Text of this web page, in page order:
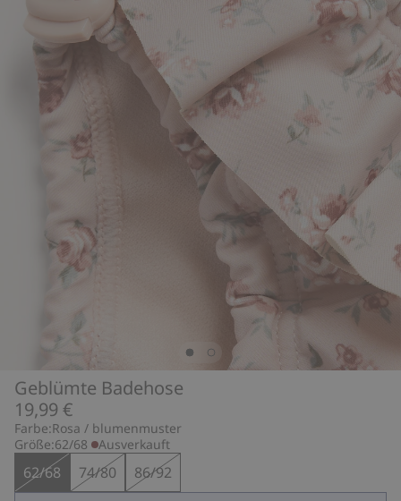
Geblümte Badehose
19,99 €
Farbe:Rosa / blumenmuster
Größe:62/68 Ausverkauft
62/68 74/80 86/92